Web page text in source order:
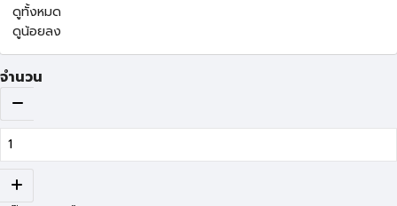
ดูทั้งหมด
ดูน้อยลง
จำนวน